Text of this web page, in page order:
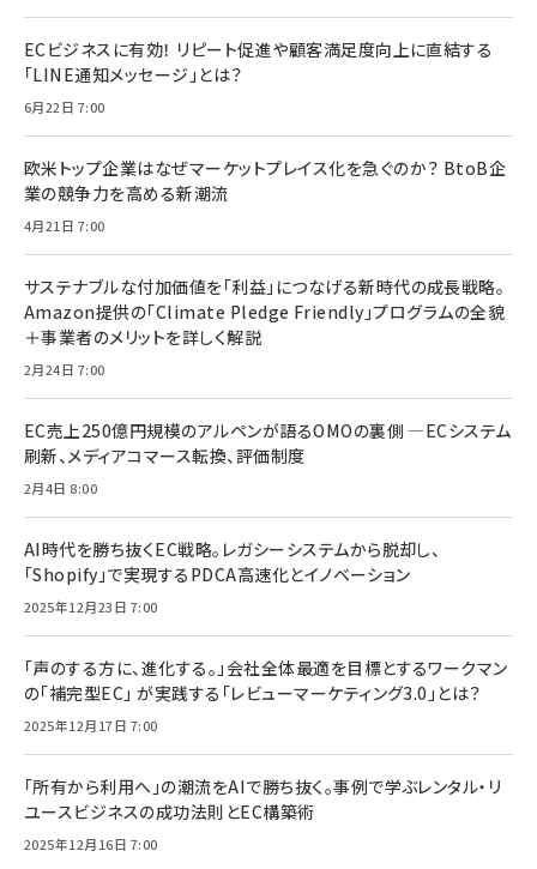
ECビジネスに有効！ リピート促進や顧客満足度向上に直結する
「LINE通知メッセージ」とは？
6月22日 7:00
欧米トップ企業はなぜマーケットプレイス化を急ぐのか？ BtoB企
業の競争力を高める新潮流
4月21日 7:00
サステナブルな付加価値を「利益」につなげる新時代の成長戦略。
Amazon提供の「Climate Pledge Friendly」プログラムの全貌
＋事業者のメリットを詳しく解説
2月24日 7:00
EC売上250億円規模のアルペンが語るOMOの裏側 ―ECシステム
刷新、メディアコマース転換、評価制度
2月4日 8:00
AI時代を勝ち抜くEC戦略。レガシーシステムから脱却し、
「Shopify」で実現するPDCA高速化とイノベーション
2025年12月23日 7:00
「声のする方に、進化する。」会社全体最適を目標とするワークマン
の「補完型EC」 が実践する「レビューマーケティング3.0」とは？
2025年12月17日 7:00
「所有から利用へ」の潮流をAIで勝ち抜く。事例で学ぶレンタル・リ
ユースビジネスの成功法則とEC構築術
2025年12月16日 7:00